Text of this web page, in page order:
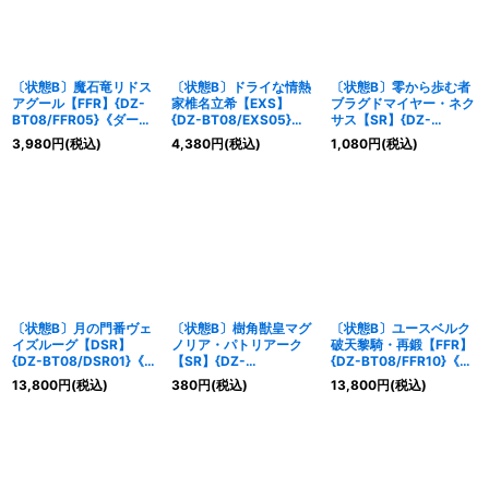
〔状態B〕魔石竜リドス
アグール【FFR】{DZ-
BT08/FFR05}《ダーク
ステイツ》
3,980円(税込)
〔状態B〕ドライな情熱
家椎名立希【EXS】
{DZ-BT08/EXS05}
《BanGDream!》
4,380円(税込)
〔状態B〕零から歩む者
ブラグドマイヤー・ネク
サス【SR】{DZ-
BT08/SR08}《ダークス
テイツ》
1,080円(税込)
〔状態B〕月の門番ヴェ
イズルーグ【DSR】
{DZ-BT08/DSR01}《ブ
ラントゲート》
13,800円(税込)
〔状態B〕樹角獣皇マグ
ノリア・パトリアーク
【SR】{DZ-
BT08/SR29}《ストイケ
イア》
380円(税込)
〔状態B〕ユースベルク
破天黎騎・再鍛【FFR】
{DZ-BT08/FFR10}《ケ
テルサンクチュアリ》
13,800円(税込)